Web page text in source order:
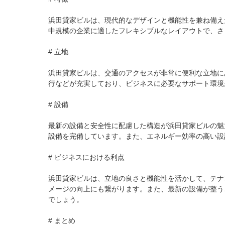
浜田貸家ビルは、現代的なデザインと機能性を兼ね備
中規模の企業に適したフレキシブルなレイアウトで、
# 立地
浜田貸家ビルは、交通のアクセスが非常に便利な立地
行などが充実しており、ビジネスに必要なサポート環
# 設備
最新の設備と安全性に配慮した構造が浜田貸家ビルの
設備を完備しています。また、エネルギー効率の高い
# ビジネスにおける利点
浜田貸家ビルは、立地の良さと機能性を活かして、テ
メージの向上にも繋がります。また、最新の設備が整
でしょう。
# まとめ